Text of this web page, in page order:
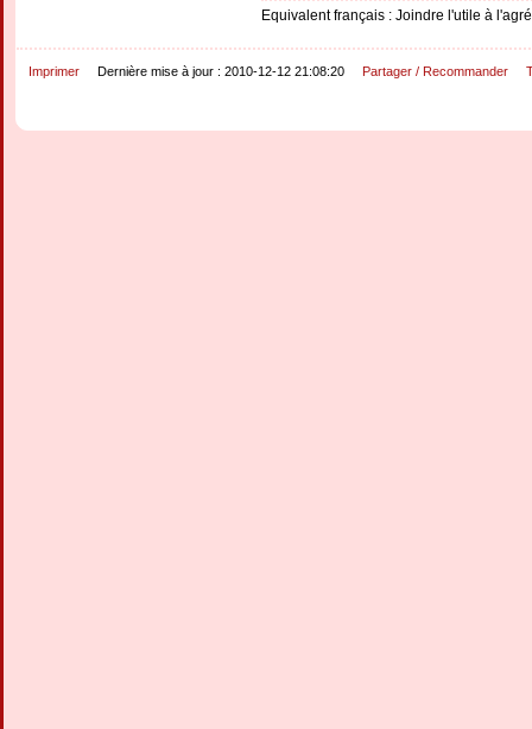
Equivalent français : Joindre l'utile à
Imprimer Dernière mise à jour : 2010-12-12 21:08:20 Partager / Recommander